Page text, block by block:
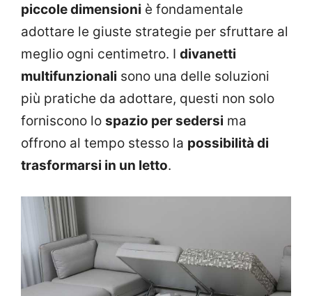
piccole dimensioni è fondamentale
adottare le giuste strategie per sfruttare al
meglio ogni centimetro. I divanetti
multifunzionali sono una delle soluzioni
più pratiche da adottare, questi non solo
forniscono lo spazio per sedersi ma
offrono al tempo stesso la possibilità di
trasformarsi in un letto.